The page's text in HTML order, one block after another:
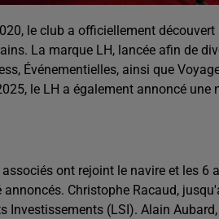
le club a officiellement
La marque LH, lancée afin de
Événementielles, ainsi que
le LH a également annoncé une
ont rejoint le navire et les 6
Christophe Racaud,
(LSI). Alain